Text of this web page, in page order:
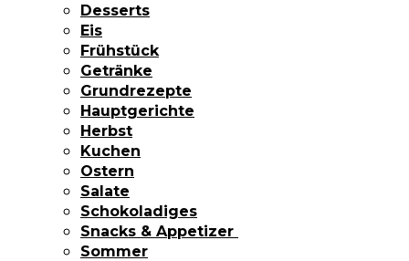
Desserts
Eis
Frühstück
Getränke
Grundrezepte
Hauptgerichte
Herbst
Kuchen
Ostern
Salate
Schokoladiges
Snacks & Appetizer
Sommer